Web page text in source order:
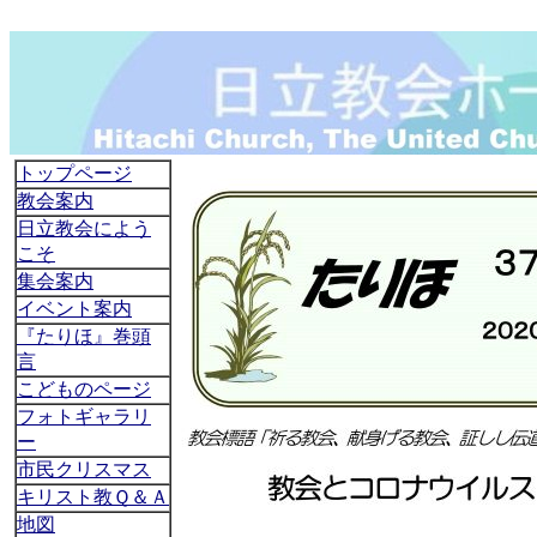
トップページ
教会案内
日立教会によう
こそ
集会案内
イベント案内
『たりほ』巻頭
言
こどものページ
フォトギャラリ
ー
市民クリスマス
キリスト教Ｑ＆Ａ
地図